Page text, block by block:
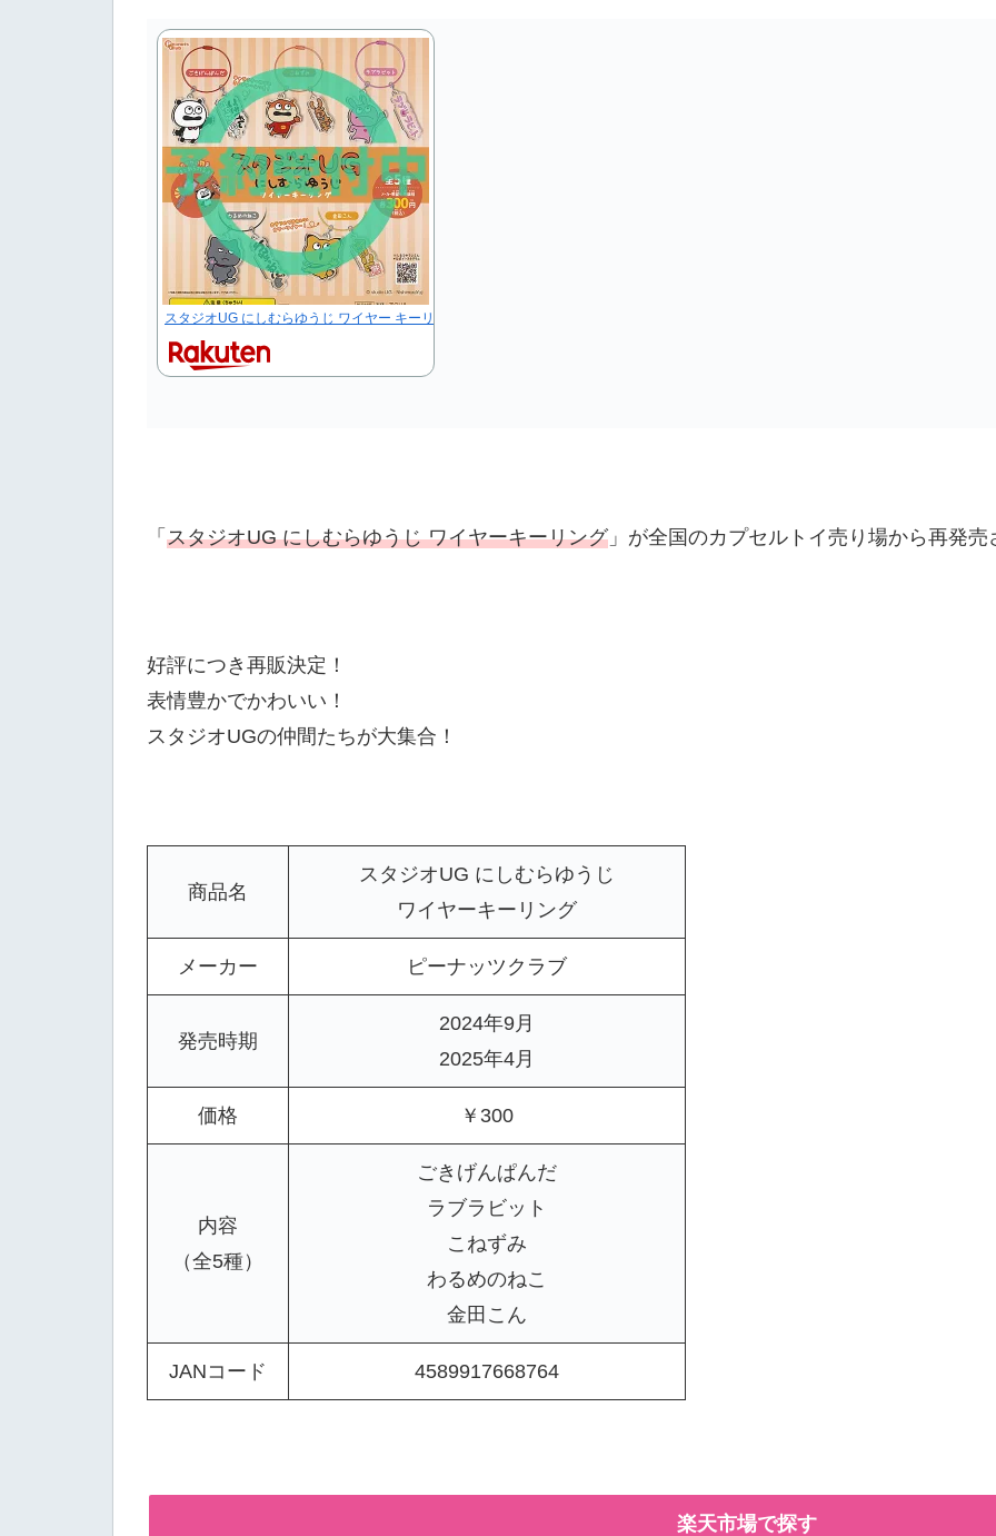
スタジオUG にしむらゆうじ ワイヤー キーリング 全5種セット 4月再入荷予約 ピーナッツクラブ ガチャポン ガチャガチャ ガシャポン コ
「 スタジオUG にしむらゆうじ ワイヤーキーリング」が全国のカプセルトイ売り場から再発売
好評につき再販決定！
表情豊かでかわいい！
スタジオUGの仲間たちが大集合！
商品名
スタジオUG にしむらゆうじ
ワイヤーキーリング
メーカー ピーナッツクラブ
発売時期
2024年9月
2025年4月
価格 ￥300
内容
（全5種）
ごきげんぱんだ
ラブラビット
こねずみ
わるめのねこ
金田こん
JANコード 4589917668764
楽天市場で探す